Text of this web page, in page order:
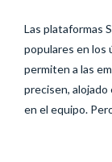
Las plataformas
populares en los
permiten a las
precisen, alojado
en el equipo.